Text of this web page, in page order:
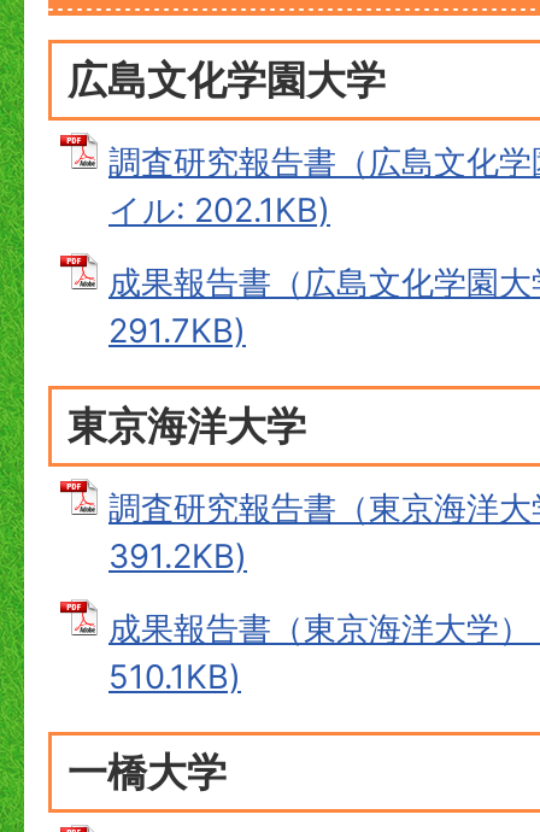
広島文化学園大学
調査研究報告書（広島文化
イル: 202.1KB)
成果報告書（広島文化学園
291.7KB)
東京海洋大学
調査研究報告書（東京海洋
391.2KB)
成果報告書（東京海洋大学
510.1KB)
一橋大学